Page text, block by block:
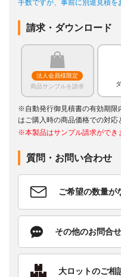
手数ですが、事前に別途見積を
請求・ダウンロード
法人会員様限定
商品サンプルを請求
※自動発行御見積書の有効期限
はご購入時の商品価格での対応
※本製品はサンプル請求ができ
質問・お問い合わせ
ご希望の数量が
その他のお問合せ
大ロットのご相